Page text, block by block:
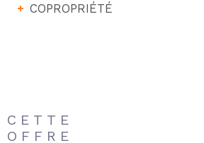
COPROPRIÉTÉ
CETTE
OFFRE